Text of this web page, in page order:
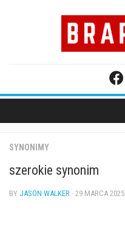
SYNONIMY
szerokie synonim
BY JASON WALKER · 29 MARCA 2025